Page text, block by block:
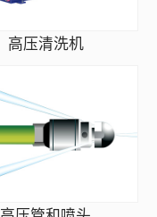
高压清洗机